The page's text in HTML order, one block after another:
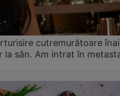
cutremurătoare
la sân. Am intrat în